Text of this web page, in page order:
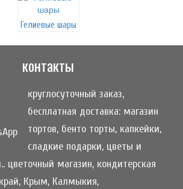
Гелиевые шары
контакты
круглосуточный заказ,
бесплатная доставка: магазин
тортов, бенто торты, капкейки,
сладкие подарки, цветы и
цветочный магазин, кондитерская
Крым, Калмыкия,